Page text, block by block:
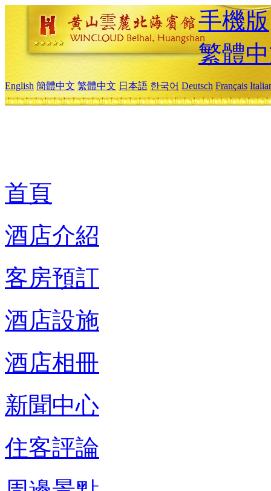
手機版
繁體
English 簡體中文 繁體中文 日本語 한국어 Deutsch Français
首頁
酒店介紹
客房預訂
酒店設施
酒店相冊
新聞中心
住客評論